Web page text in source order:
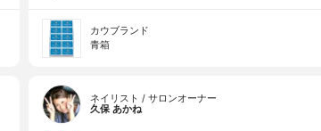
カウブランド
青箱
ネイリスト / サロンオーナー
久保 あかね